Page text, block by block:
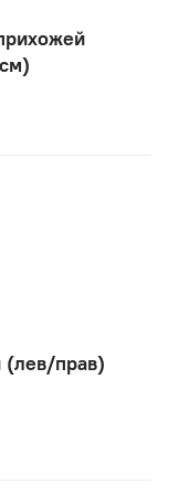
прав)